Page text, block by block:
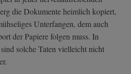
die Dokumente heimlich kopiert,
Unterfangen, dem auch
der Papiere folgen muss. In
solche Taten vielleicht nicht